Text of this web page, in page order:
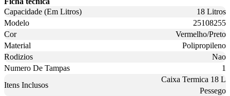
Capacidade (Em Litros)
18 Litros
Modelo
25108255
Cor
Vermelho/Preto
Material
Polipropileno
Rodizios
Nao
Numero De Tampas
1
Itens Inclusos
Caixa Termica 18 L
Pessego